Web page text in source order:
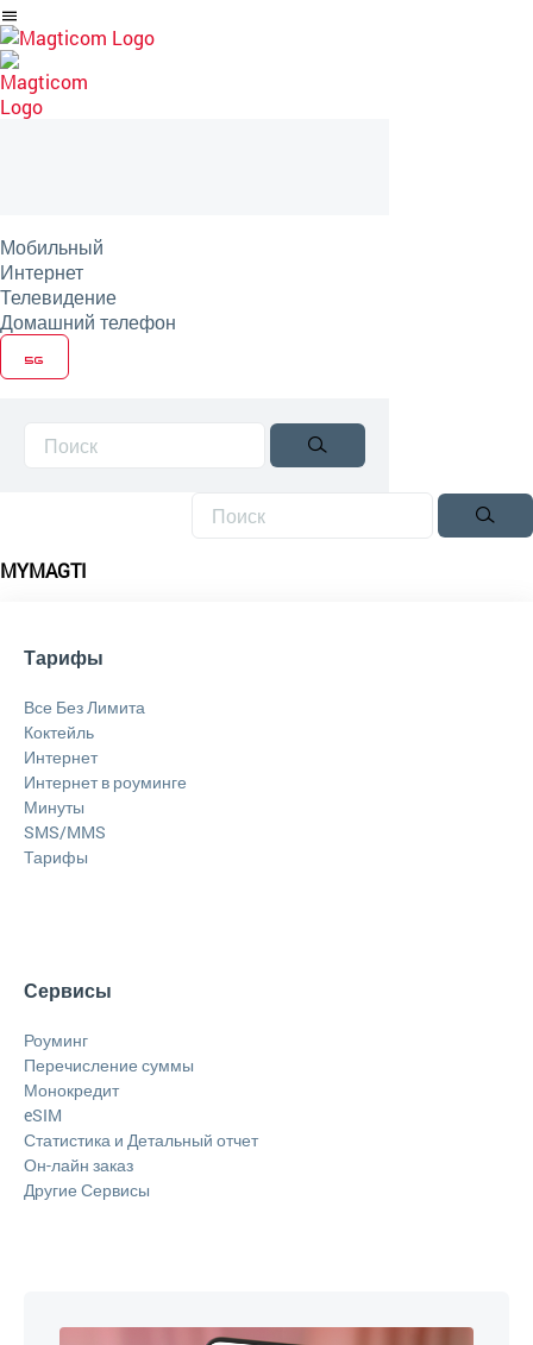
Перейти
на
артикль
Мобильный
Интернет
Телевидение
Домашний телефон
MYMAGTI
Тарифы
Все Без Лимита
Коктейль
Интернет
Интернет в роуминге
Минуты
SMS/MMS
Тарифы
Сервисы
Роуминг
Перечисление суммы
Монокредит
eSIM
Статистика и Детальный отчет
Он-лайн заказ
Другие Сервисы